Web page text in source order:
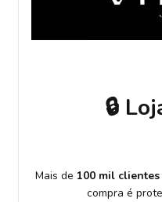
🔒
Mais de 100 mil
compra é